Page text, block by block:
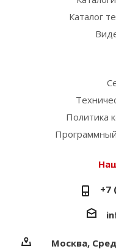
Каталог
Политика
Программный
+7
Москва,